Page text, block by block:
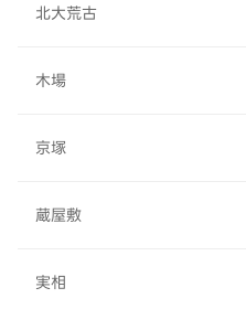
北大荒古
木場
京塚
蔵屋敷
実相